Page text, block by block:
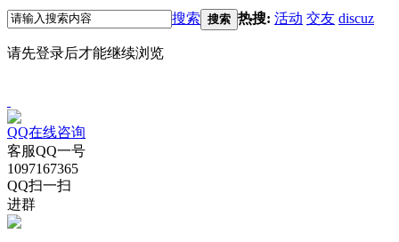
搜索 搜索 热搜: 活动 交友 discuz
请先登录后才能继续浏览
QQ在线咨询
客服QQ一号
1097167365
QQ扫一扫
进群